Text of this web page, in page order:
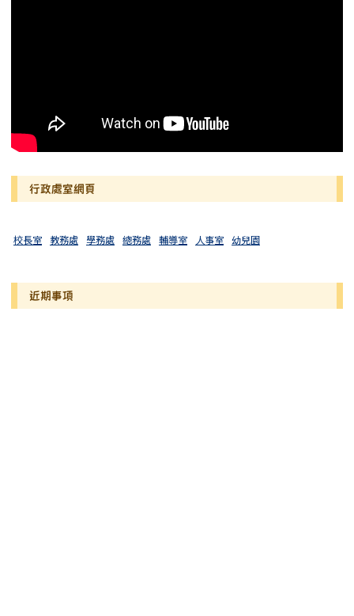
行政處室網頁
校長室 教務處 學務處 總務處 輔導室 人事室 幼兒園
近期事項